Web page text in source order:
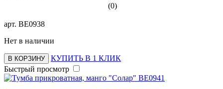
(0)
арт. ВЕ0938
Нет в наличии
В КОРЗИНУ
КУПИТЬ В 1 КЛИК
Быстрый просмотр